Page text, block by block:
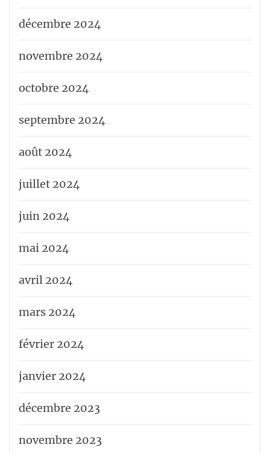
décembre 2024
novembre 2024
octobre 2024
septembre 2024
août 2024
juillet 2024
juin 2024
mai 2024
avril 2024
mars 2024
février 2024
janvier 2024
décembre 2023
novembre 2023